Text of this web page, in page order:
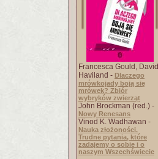
Francesca Gould, David
Haviland - Dlaczego
mrówkojady boją się
mrówek? Zbiór
wybryków zwierząt
John Brockman (red.) -
Nowy Renesans
Vinod K. Wadhawan -
Nauka złożoności.
Trudne pytania, które
zadajemy o sobie i o
naszym Wszechświecie